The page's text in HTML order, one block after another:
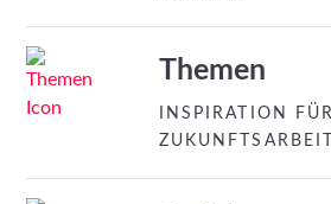
Themen
INSPIRATION
ZUKUNFTSARBEIT